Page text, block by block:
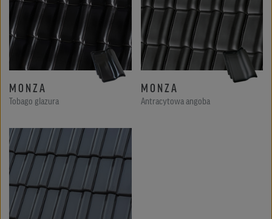
MONZA
Tobago glazura
MONZA
Antracytowa angoba